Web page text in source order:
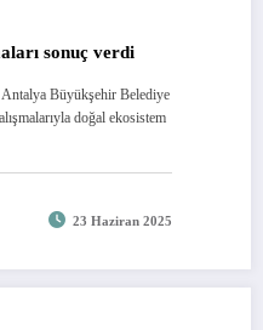
sonuç verdi
Antalya Büyükşehir Belediye
doğal ekosistem
23 Haziran 2025